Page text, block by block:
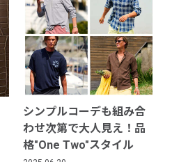
シンプルコーデも組み合
わせ次第で大人見え！品
格"One Two"スタイル